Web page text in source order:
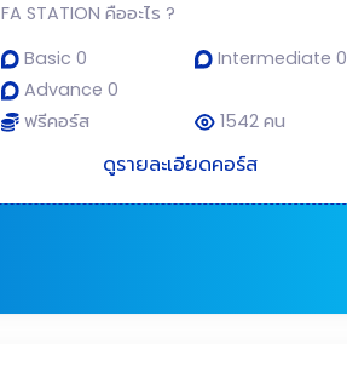
FA STATION คืออะไร ?
Basic 0
Intermediate 0
Advance 0
ฟรีคอร์ส
1542 คน
ดูรายละเอียดคอร์ส